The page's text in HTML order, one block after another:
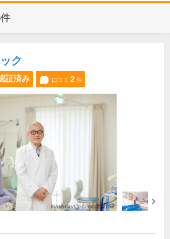
ク
証済み 口コミ 2件